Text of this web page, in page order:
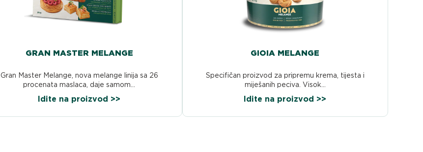
GRAN MASTER MELANGE
Gran Master Melange, nova melange linija sa 26
procenata maslaca, daje samom...
Idite na proizvod >>
GIOIA MELANGE
Specifičan proizvod za pripremu krema, tijesta i
miješanih peciva. Visok...
Idite na proizvod >>